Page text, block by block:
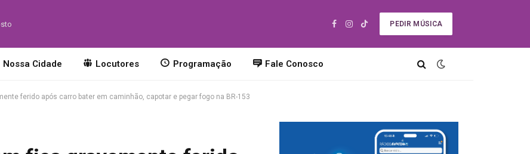
Facebook
Instagram
TikTok
PEDIR MÚSICA
Nossa Cidade Locutores Programação Fale Conosco
ferido após carro bater em caminhão, capotar e pegar fogo na BR-153